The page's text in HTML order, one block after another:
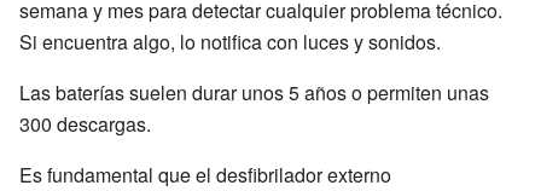
semana y mes para detectar cualquier problema técnico.
Si encuentra algo, lo notifica con luces y sonidos.
Las baterías suelen durar unos 5 años o permiten unas
300 descargas.
Es fundamental que el desfibrilador externo